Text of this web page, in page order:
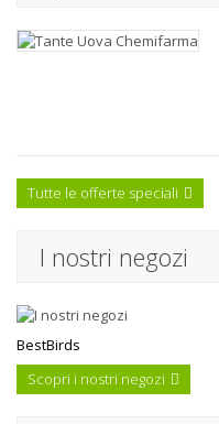
Tutte le offerte speciali
I nostri negozi
BestBirds
Scopri i nostri negozi